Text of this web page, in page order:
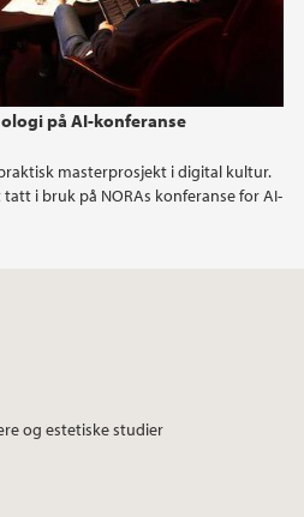
på AI-konferanse
masterprosjekt i digital kultur.
i bruk på NORAs konferanse for AI-
2013
og estetiske studier